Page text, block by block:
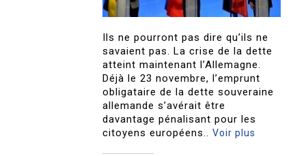
Ils ne pourront pas dire qu’ils ne
savaient pas. La crise de la dette
atteint maintenant l’Allemagne.
Déjà le 23 novembre, l’emprunt
obligataire de la dette souveraine
allemande s’avérait être
davantage pénalisant pour les
citoyens européens..Voir plus